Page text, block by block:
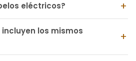
eléctricos?
los mismos